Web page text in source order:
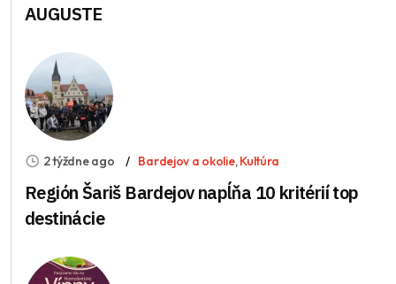
AUGUSTE
2 týždne ago Bardejov a okolie,Kultúra
Región Šariš Bardejov napĺňa 10 kritérií top
destinácie